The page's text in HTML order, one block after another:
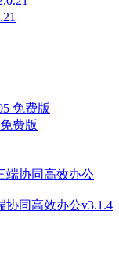
费版
协同高效办公v3.1.4